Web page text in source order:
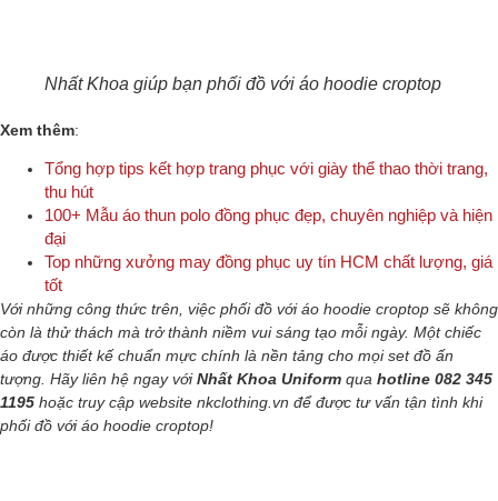
Nhất Khoa giúp bạn phối đồ với áo hoodie croptop
Xem thêm:
Tổng hợp tips kết hợp trang phục với giày thể thao thời trang,
thu hút
100+ Mẫu áo thun polo đồng phục đẹp, chuyên nghiệp và hiện
đại
Top những xưởng may đồng phục uy tín HCM chất lượng, giá
tốt
Với những công thức trên, việc phối đồ với áo hoodie croptop sẽ không
còn là thử thách mà trở thành niềm vui sáng tạo mỗi ngày. Một chiếc
áo được thiết kế chuẩn mực chính là nền tảng cho mọi set đồ ấn
tượng. Hãy liên hệ ngay vớiNhất Khoa Uniform qua hotline 082 345
1195 hoặc truy cập website nkclothing.vn để được tư vấn tận tình khi
phối đồ với áo hoodie croptop!